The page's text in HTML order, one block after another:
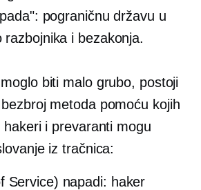
pograničnu državu u
razbojnika i bezakonja.
biti malo grubo, postoji
metoda pomoću kojih
hakeri i prevaranti mogu
iz tračnica:
Service) napadi: haker